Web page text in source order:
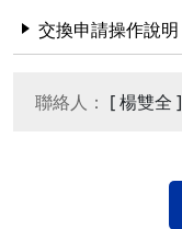
交換申請操作說明
聯絡人： [ 楊雙全 ]